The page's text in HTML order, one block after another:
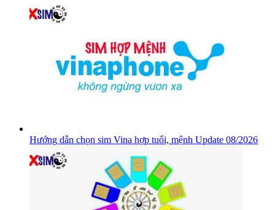
Hướng dẫn chọn sim Vina hợp tuổi, mệnh Update 08/2026